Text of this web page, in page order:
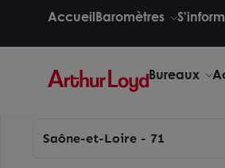
AccueilBaromètres
Bureaux
Saône-et-Loire - 71